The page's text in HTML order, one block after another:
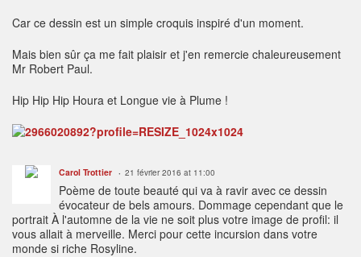
Car ce dessin est un simple croquis inspiré d'un moment.
Mais bien sûr ça me fait plaisir et j'en remercie chaleureusement
Mr Robert Paul.
Hip Hip Hip Houra et Longue vie à Plume !
Carol Trottier 21 février 2016 at 11:00
Poème de toute beauté qui va à ravir avec ce dessin
évocateur de bels amours. Dommage cependant que le
portrait À l'automne de la vie ne soit plus votre image de profil: il
vous allait à merveille. Merci pour cette incursion dans votre
monde si riche Rosyline.